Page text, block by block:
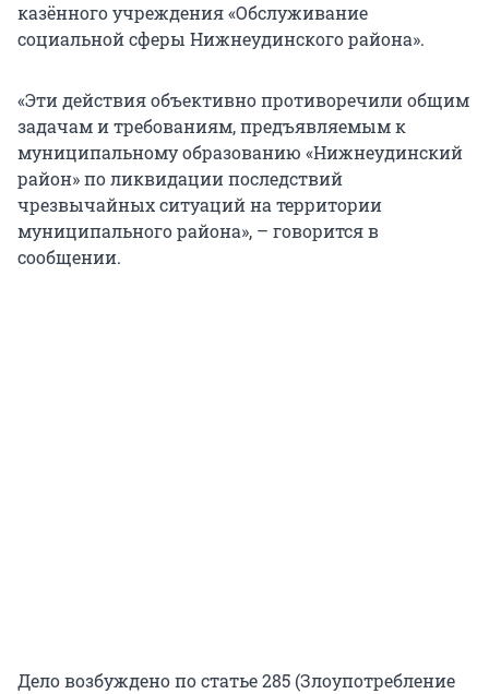
казённого учреждения «Обслуживание
социальной сферы Нижнеудинского района».
«Эти действия объективно противоречили общим
задачам и требованиям, предъявляемым к
муниципальному образованию «Нижнеудинский
район» по ликвидации последствий
чрезвычайных ситуаций на территории
муниципального района», – говорится в
сообщении.
Дело возбуждено по статье 285 (Злоупотребление